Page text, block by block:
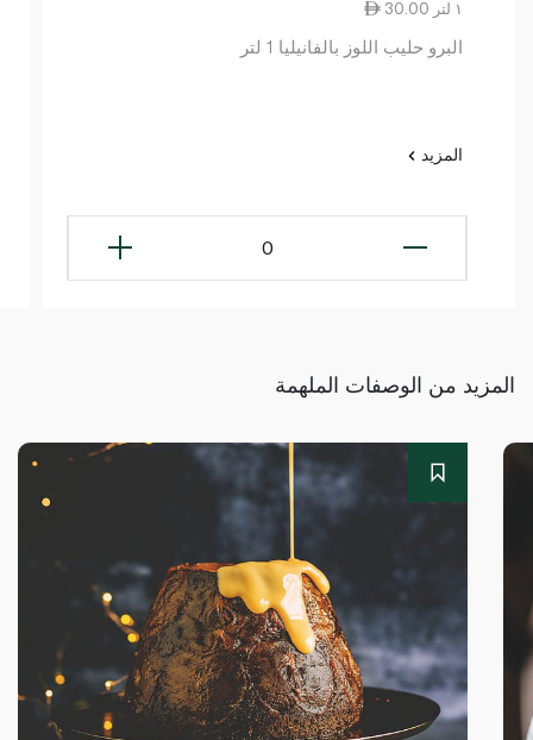
30.00 ١ لتر
البرو حليب اللوز بالفانيليا 1 لتر
المزيد
0
المزيد من الوصفات الملهمة